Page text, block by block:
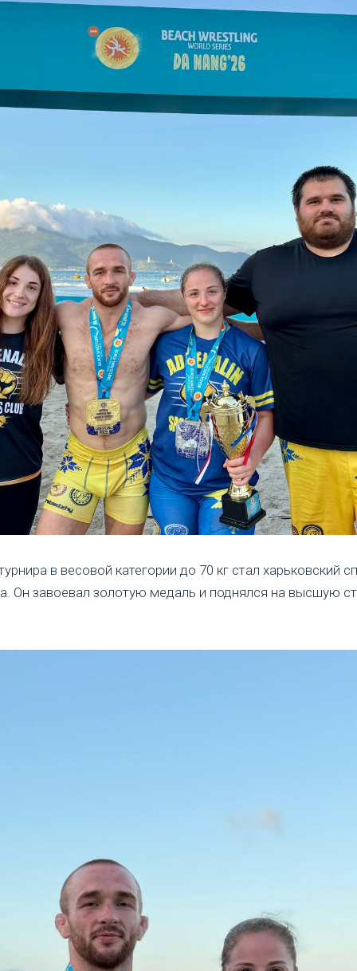
в весовой категории до 70 кг стал харьковский
Он завоевал золотую медаль и поднялся на высшую